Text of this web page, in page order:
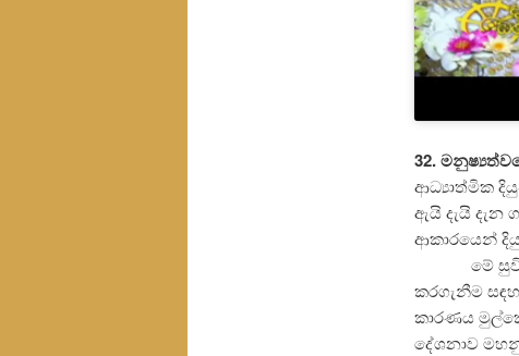
32.
ආධ්‍යාත්මික
ඇයි දැයි
ආකාරයෙන්
මේ
කරගැනීම
කාරණය
දේශනාව